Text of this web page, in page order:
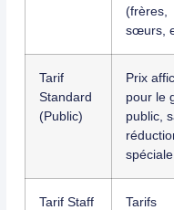
(frères,
sœurs,
Tarif
Standard
(Public)
Prix
pour le
public,
spéciale.
Tarif Staff
Tarifs